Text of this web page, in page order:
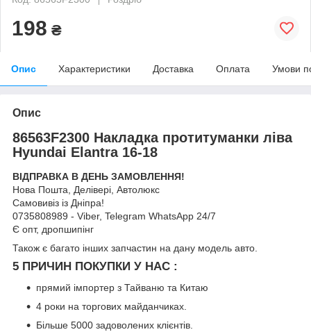
198 ₴
Опис Характеристики Доставка Оплата Умови
Опис
86563F2300 Накладка протитуманки ліва
Hyundai Elantra 16-18
ВІДПРАВКА В ДЕНЬ ЗАМОВЛЕННЯ!
Нова Пошта, Делівері, Автолюкс
Самовивіз із Дніпра!
0735808989 - Viber, Telegram WhatsApp 24/7
Є опт, дропшипінг
Також є багато інших запчастин на дану модель авто.
5 ПРИЧИН ПОКУПКИ У НАС :
прямий імпортер з Тайваню та Китаю
4 роки на торгових майданчиках.
Більше 5000 задоволених клієнтів.